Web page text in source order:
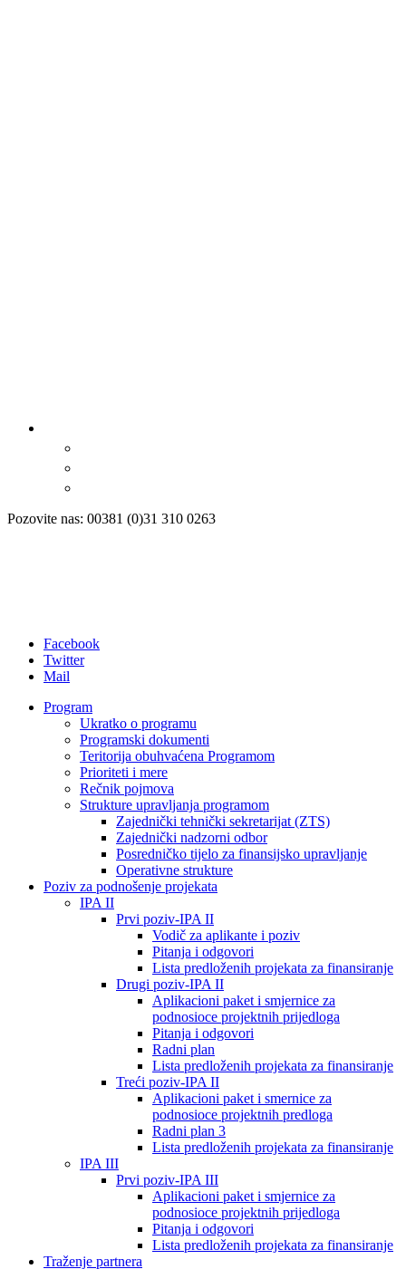
Pozovite nas: 00381 (0)31 310 0263
Facebook
Twitter
Mail
Program
Ukratko o programu
Programski dokumenti
Teritorija obuhvaćena Programom
Prioriteti i mere
Rečnik pojmova
Strukture upravljanja programom
Zajednički tehnički sekretarijat (ZTS)
Zajednički nadzorni odbor
Posredničko tijelo za finansijsko upravljanje
Operativne strukture
Poziv za podnošenje projekata
IPA II
Prvi poziv-IPA II
Vodič za aplikante i poziv
Pitanja i odgovori
Lista predloženih projekata za finansiranje
Drugi poziv-IPA II
Aplikacioni paket i smjernice za
podnosioce projektnih prijedloga
Pitanja i odgovori
Radni plan
Lista predloženih projekata za finansiranje
Treći poziv-IPA II
Aplikacioni paket i smernice za
podnosioce projektnih predloga
Radni plan 3
Lista predloženih projekata za finansiranje
IPA III
Prvi poziv-IPA III
Aplikacioni paket i smjernice za
podnosioce projektnih prijedloga
Pitanja i odgovori
Lista predloženih projekata za finansiranje
Traženje partnera